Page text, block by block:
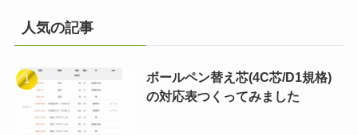
人気の記事
ボールペン替え芯(4C芯/D1規格)
の対応表つくってみました